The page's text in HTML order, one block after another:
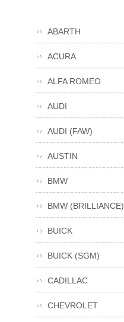
ABARTH
ACURA
ALFA ROMEO
AUDI
AUDI (FAW)
AUSTIN
BMW
BMW (BRILLIANCE)
BUICK
BUICK (SGM)
CADILLAC
CHEVROLET